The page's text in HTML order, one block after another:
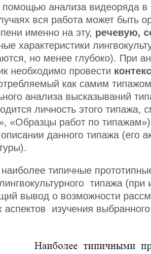
помощью анализа видеоряда
вся работа может быть
именно на эту, речевую,
характеристики
но менее глубоко). При
необходимо провести
как самим
анализа высказываний
личность этого типажа,
«Образцы работ по
данного типажа (его
типичные
типажа (при
вывод о возможности
аспектов изучения выбранного